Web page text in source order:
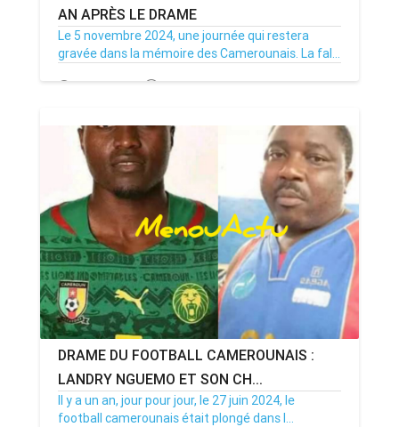
AN APRÈS LE DRAME
Le 5 novembre 2024, une journée qui restera
gravée dans la mémoire des Camerounais. La fal...
05/11/25 Par MenouActu 0
DRAME DU FOOTBALL CAMEROUNAIS :
LANDRY NGUEMO ET SON CH...
Il y a un an, jour pour jour, le 27 juin 2024, le
football camerounais était plongé dans l...